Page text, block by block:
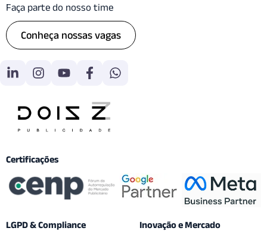
Faça parte do nosso time
Conheça nossas vagas
Certificações
LGPD & Compliance Inovação e Mercado